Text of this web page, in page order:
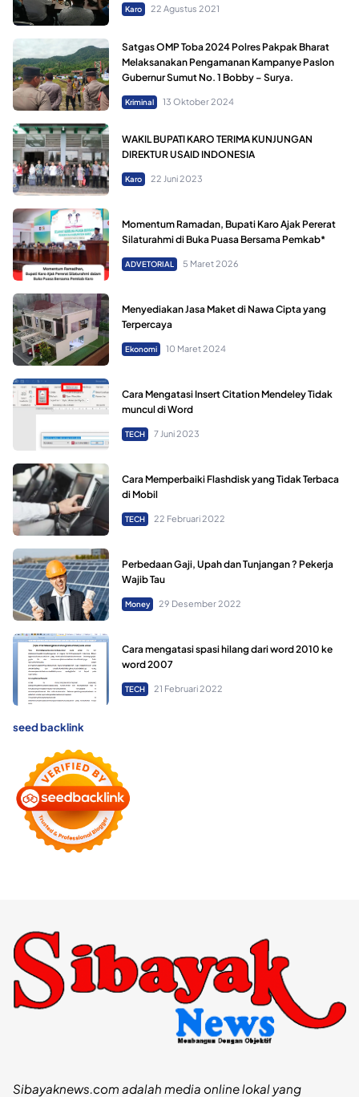
Karo 22 Agustus 2021
Satgas OMP Toba 2024 Polres Pakpak Bharat
Melaksanakan Pengamanan Kampanye Paslon
Gubernur Sumut No. 1 Bobby – Surya.
Kriminal 13 Oktober 2024
WAKIL BUPATI KARO TERIMA KUNJUNGAN
DIREKTUR USAID INDONESIA
Karo 22 Juni 2023
Momentum Ramadan, Bupati Karo Ajak Pererat
Silaturahmi di Buka Puasa Bersama Pemkab*
ADVETORIAL 5 Maret 2026
Menyediakan Jasa Maket di Nawa Cipta yang
Terpercaya
Ekonomi 10 Maret 2024
Cara Mengatasi Insert Citation Mendeley Tidak
muncul di Word
TECH 7 Juni 2023
Cara Memperbaiki Flashdisk yang Tidak Terbaca
di Mobil
TECH 22 Februari 2022
Perbedaan Gaji, Upah dan Tunjangan ? Pekerja
Wajib Tau
Money 29 Desember 2022
Cara mengatasi spasi hilang dari word 2010 ke
word 2007
TECH 21 Februari 2022
seed backlink
Sibayaknews.com adalah media online lokal yang